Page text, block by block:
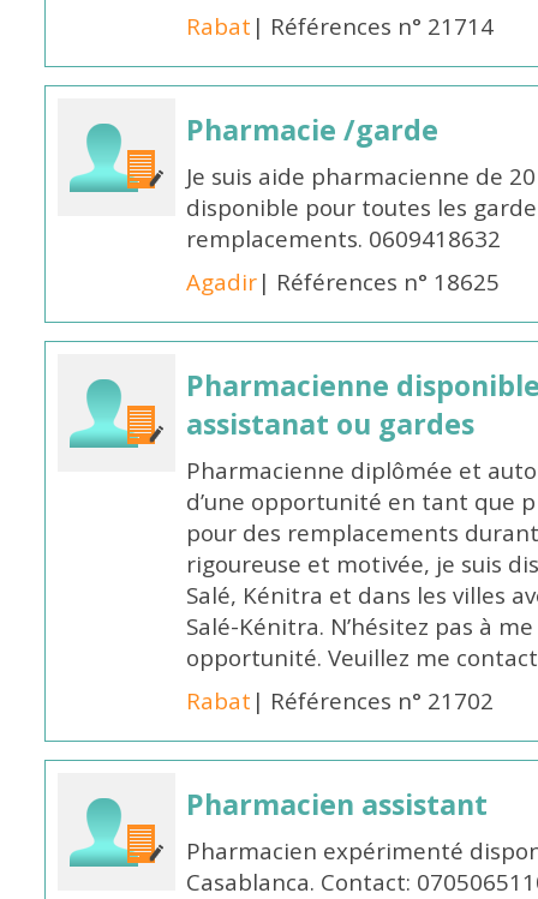
Rabat | Références n° 21714
Pharmacie /garde
Je suis aide pharmacienne de
disponible pour toutes les
remplacements. 0609418632
Agadir| Références n° 18625
Pharmacienne
assistanat ou gardes
Pharmacienne diplômée et
d’une opportunité en tant que
pour des remplacements
rigoureuse et motivée, je suis
Salé, Kénitra et dans les villes
Salé-Kénitra. N’hésitez pas à
opportunité. Veuillez me
Rabat | Références n° 21702
Pharmacien assistant
Pharmacien expérimenté
Casablanca. Contact: